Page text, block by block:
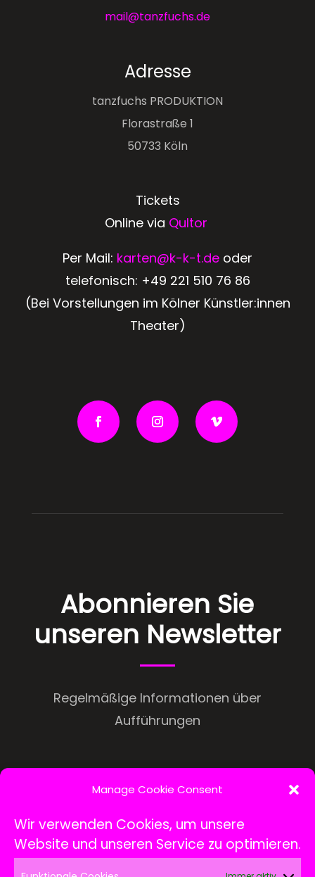
Manage Cookie Consent
Wir verwenden Cookies, um unsere
Website und unseren Service zu optimieren.
mail@tanzfuchs.de
Adresse
tanzfuchs PRODUKTION
Florastraße 1
50733 Köln
Tickets
Online via Qultor
Per Mail: karten@k-k-t.de oder
telefonisch: +49 221 510 76 86
(Bei Vorstellungen im Kölner Künstler:innen
Theater)
Abonnieren Sie
unseren Newsletter
Regelmäßige Informationen über
Aufführungen